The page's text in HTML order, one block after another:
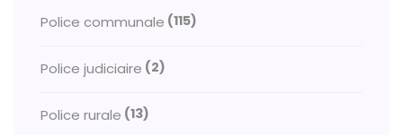
Police communale (115)
Police judiciaire (2)
Police rurale (13)